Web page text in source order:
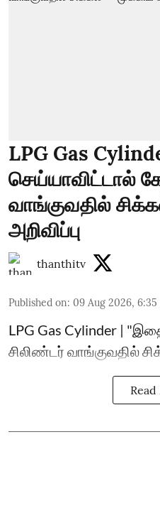
LPG Gas
செய்யாவிட்டால்
வாங்குவதில்
அறிவிப்பு
thanthitv
Published on: 09 Aug 2026, 6:35
LPG Gas Cylinder |
சிலிண்டர் வாங்குவதில்